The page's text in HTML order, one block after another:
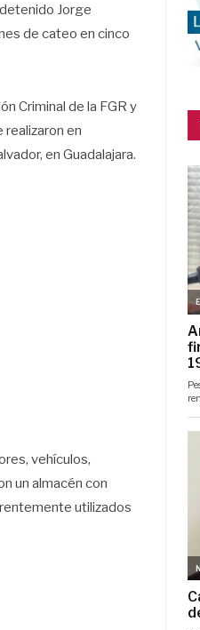
Jorge
de cateo en cinco
Criminal de la FGR y
realizaron en
en Guadalajara.
vehículos,
un almacén con
utilizados